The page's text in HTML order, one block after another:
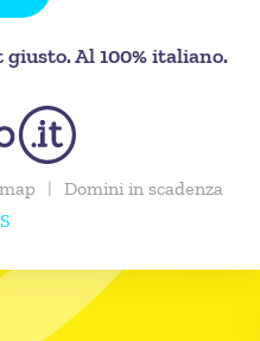
Al 100% italiano.
| Domini in scadenza